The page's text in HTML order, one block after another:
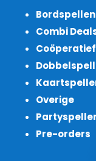
Bordspellen
Combi
Coöperatief
Overige
Pre-orders